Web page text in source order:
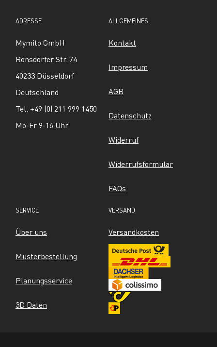
ADRESSE
Mymito GmbH
Ronsdorfer Str. 74
40233 Düsseldorf
Deutschland
Tel. +49 (0) 211 999 1450
Mo-Fr 9-16 Uhr
ALLGEMEINES
Kontakt
Impressum
AGB
Datenschutz
Widerruf
Widerrufsformular
FAQs
SERVICE
Über uns
Musterbestellung
Planungsservice
3D Daten
VERSAND
Versandkosten